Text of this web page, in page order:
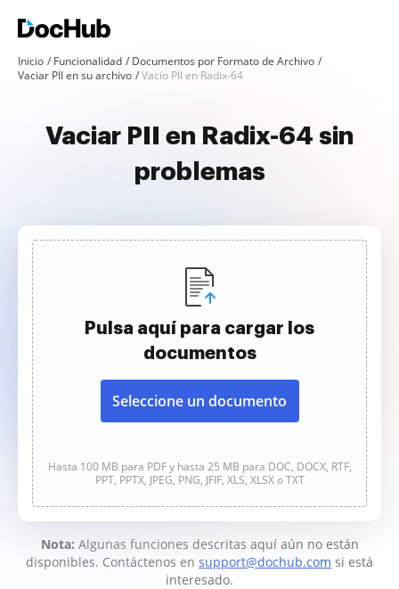
Inicio Funcionalidad
Documentos por Formato de Archivo
Vaciar PII en su archivo
Vacío PII en Radix-64
Vaciar PII en Radix-64 sin
problemas
Pulsa aquí para cargar los
documentos
Seleccione un documento
Hasta 100 MB para PDF y hasta 25 MB para DOC, DOCX, RTF,
PPT, PPTX, JPEG, PNG, JFIF, XLS, XLSX o TXT
Nota: Algunas funciones descritas aquí aún no están
disponibles. Contáctenos en support@dochub.com si está
interesado.